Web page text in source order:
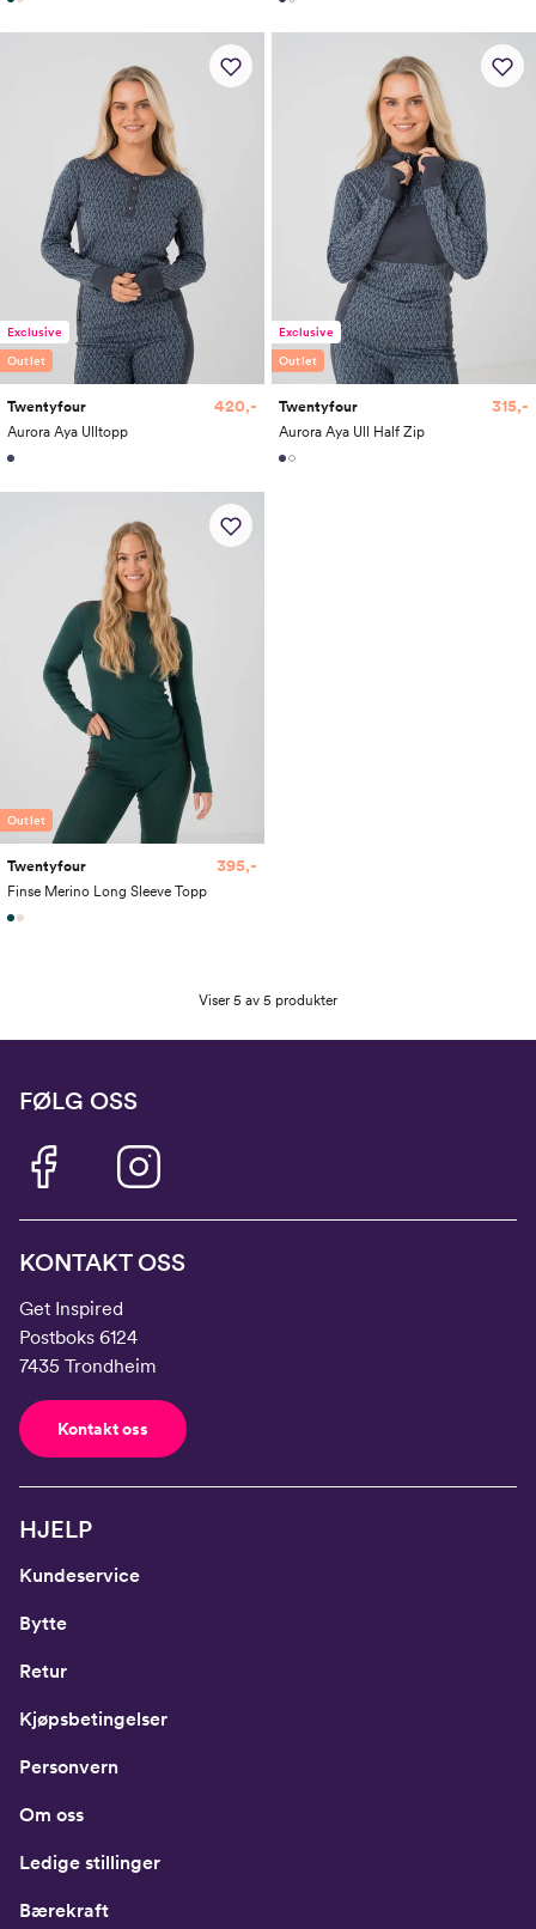
Exclusive
Outlet
Twentyfour
Aurora Aya Ulltopp
420,-
Exclusive
Outlet
Twentyfour
Aurora Aya Ull Half Zip
315,-
Outlet
Twentyfour
Finse Merino Long Sleeve Topp
395,-
Viser 5 av 5 produkter
FØLG OSS
KONTAKT OSS
Get Inspired
Postboks 6124
7435 Trondheim
Kontakt oss
HJELP
Kundeservice
Bytte
Retur
Kjøpsbetingelser
Personvern
Om oss
Ledige stillinger
Bærekraft